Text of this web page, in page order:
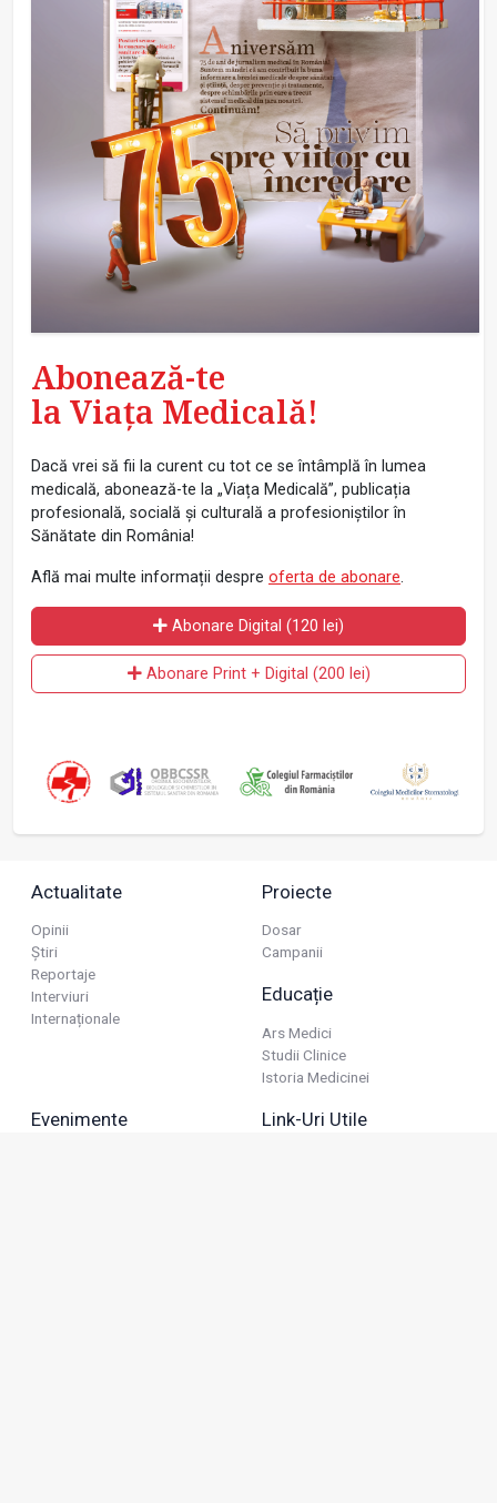
Abonează-te
la Viața Medicală!
Dacă vrei să fii la curent cu tot ce se întâmplă în lumea
medicală, abonează-te la „Viața Medicală”, publicația
profesională, socială și culturală a profesioniștilor în
Sănătate din România!
Află mai multe informații despre oferta de abonare.
Abonare Digital (120 lei)
Abonare Print + Digital (200 lei)
Actualitate
Opinii
Știri
Reportaje
Interviuri
Internaționale
Proiecte
Dosar
Campanii
Educație
Ars Medici
Studii Clinice
Istoria Medicinei
Evenimente Link-Uri Utile